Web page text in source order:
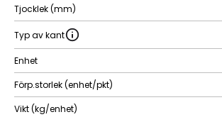
Tjocklek (mm)
Typ av kant
Enhet
Förp.storlek (enhet/pkt)
Vikt (kg/enhet)